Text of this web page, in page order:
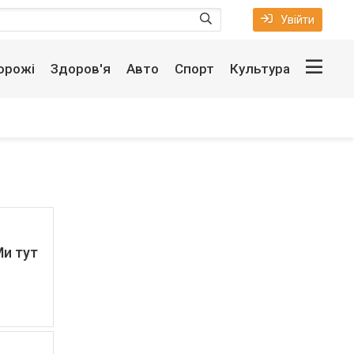
Увійти
Здоров'я Авто Спорт Культура
тут